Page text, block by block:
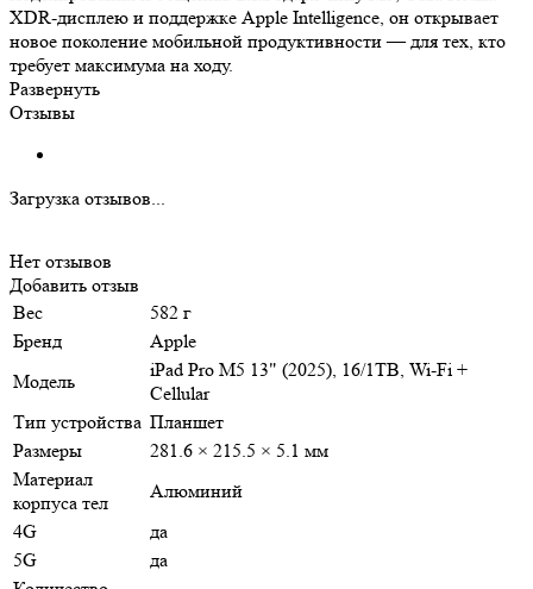
XDR-дисплею и поддержке Apple Intelligence, он открывает
новое поколение мобильной продуктивности — для тех, кто
требует максимума на ходу.
Развернуть
Отзывы
Загрузка отзывов...
Нет отзывов
Добавить отзыв
Вес
582 г
Бренд
Apple
Модель
iPad Pro M5 13" (2025), 16/1TB, Wi-Fi +
Cellular
Тип устройства Планшет
Размеры
281.6 × 215.5 × 5.1 мм
Материал
корпуса тел
Алюминий
4G
да
5G
да